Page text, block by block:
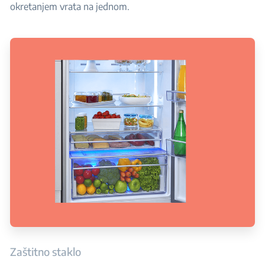
okretanjem vrata na jednom.
Zaštitno staklo